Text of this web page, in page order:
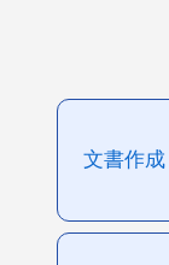
文書作成